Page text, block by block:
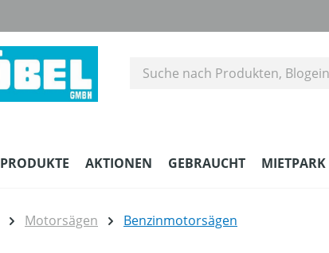
PRODUKTE AKTIONEN GEBRAUCHT MIETPARK
Motorsägen Benzinmotorsägen